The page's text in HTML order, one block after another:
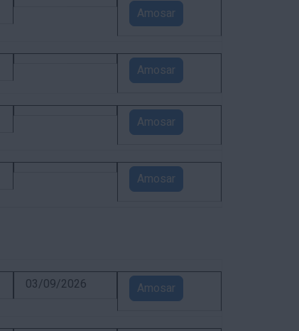
Amosar
Amosar
Amosar
Amosar
03/09/2026 Amosar